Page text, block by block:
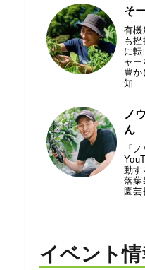
そ
有機
も
に転
ャ
豊
知…
ノ
ん
「
動す
落葉
園
イベント情